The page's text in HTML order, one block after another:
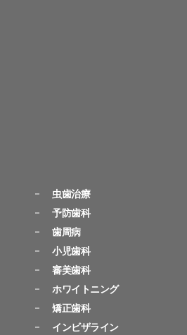
虫歯治療
予防歯科
歯周病
小児歯科
審美歯科
ホワイトニング
矯正歯科
インビザライン